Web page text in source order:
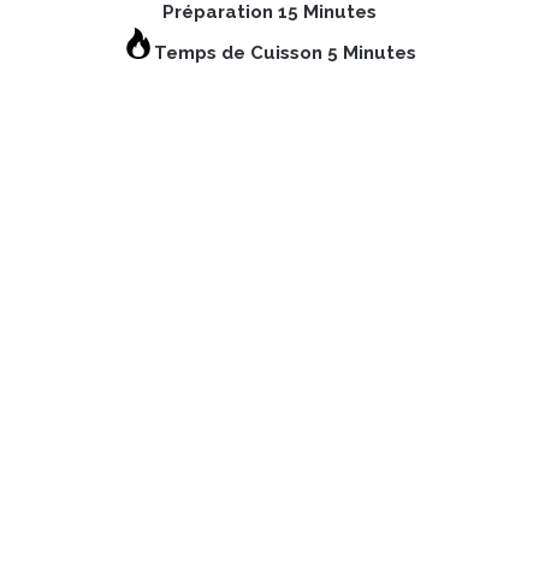
Préparation 15 Minutes
Temps de Cuisson 5 Minutes